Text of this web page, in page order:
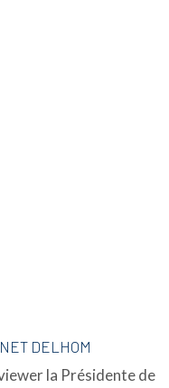
DELHOM
la Présidente de